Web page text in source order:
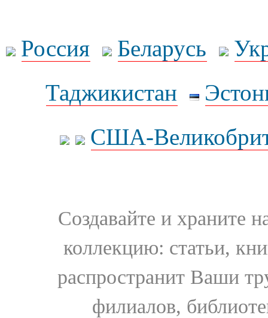
Россия Беларусь
Таджикистан
США-
Создавайте и храните
коллекцию: статьи,
распространит Ваши
филиалов,